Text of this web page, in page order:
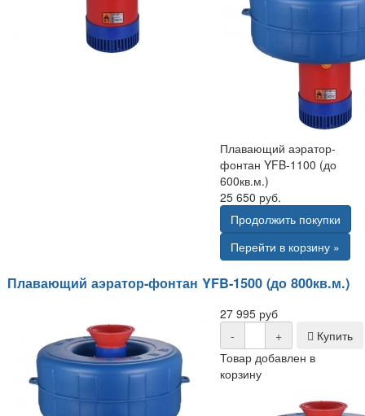
Плавающий аэратор-
фонтан YFB-1100 (до
600кв.м.)
25 650 руб.
Продолжить покупки
Перейти в корзину »
Плавающий аэратор-фонтан YFB-1500 (до 800кв.м.)
27 995 руб
-
+
Купить
Товар добавлен в
корзину